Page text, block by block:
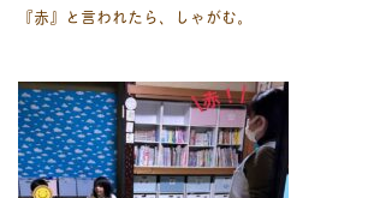
『赤』と言われたら、しゃがむ。